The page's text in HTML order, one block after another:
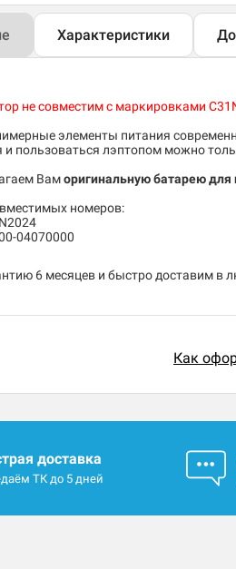
Характеристики
не совместим с маркировками
элементы питания
и пользоваться лэптопом можно
Ваморигинальную батарею для
номеров:
04070000
6 месяцев и быстро доставим в
Как
доставка
ТК до 5 дней